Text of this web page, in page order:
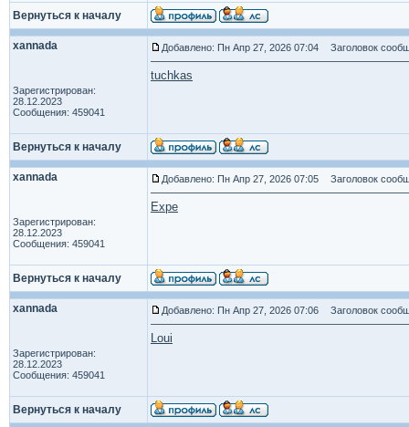
Вернуться к началу
xannada
Зарегистрирован:
28.12.2023
Сообщения: 459041
Добавлено: Пн Апр 27, 2026 07:04 Заголовок
tuchkas
Вернуться к началу
xannada
Зарегистрирован:
28.12.2023
Сообщения: 459041
Добавлено: Пн Апр 27, 2026 07:05 Заголовок
Expe
Вернуться к началу
xannada
Зарегистрирован:
28.12.2023
Сообщения: 459041
Добавлено: Пн Апр 27, 2026 07:06 Заголовок
Loui
Вернуться к началу